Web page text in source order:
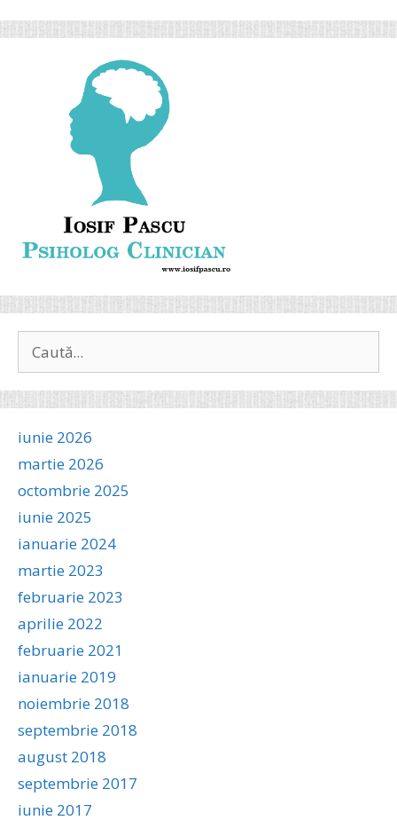
după:
iunie 2026
martie 2026
octombrie 2025
iunie 2025
ianuarie 2024
martie 2023
februarie 2023
aprilie 2022
februarie 2021
ianuarie 2019
noiembrie 2018
septembrie 2018
august 2018
septembrie 2017
iunie 2017